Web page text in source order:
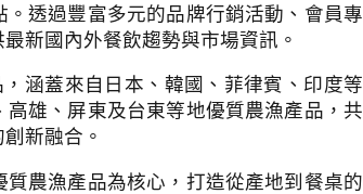
透過豐富多元的品牌行銷活動、會員專
新國內外餐飲趨勢與市場資訊。
涵蓋來自日本、韓國、菲律賓、印度等
雄、屏東及台東等地優質農漁產品，共
新融合。
農漁產品為核心，打造從產地到餐桌的